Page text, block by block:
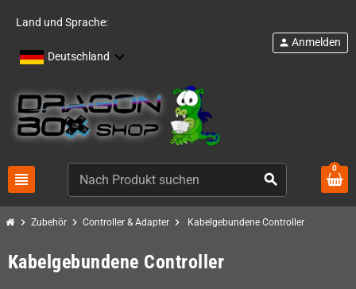
Land und Sprache:
Deutschland
view_headline search
person Anmelden
0
chevron_right Zubehör chevron_right Controller & Adapter chevron_right Kabelgebundene Controller
Kabelgebundene Controller